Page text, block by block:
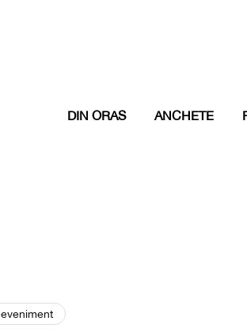
DIN ORAS ANCHETE
eveniment